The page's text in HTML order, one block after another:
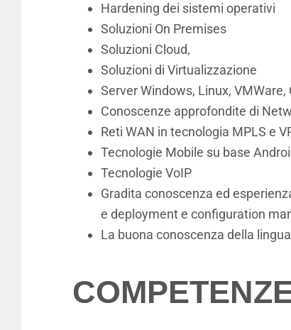
Hardening dei sistemi operativi
Soluzioni On Premises
Soluzioni Cloud,
Soluzioni di Virtualizzazione
Server Windows, Linux, VMWare,
Conoscenze approfondite di
Reti WAN in tecnologia MPLS e
Tecnologie Mobile su base
Tecnologie VoIP
Gradita conoscenza ed
e deployment e configuration
La buona conoscenza della